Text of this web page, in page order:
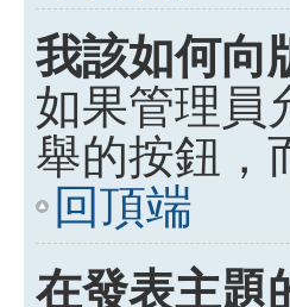
我該如何向
如果管理員
舉的按鈕，
回頂端
在發表主題